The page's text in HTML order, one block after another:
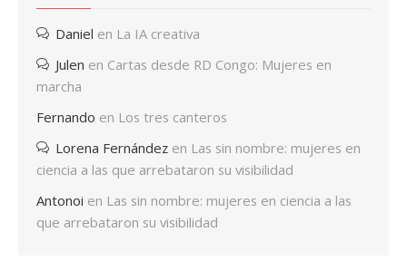
Daniel en La IA creativa
Julen en Cartas desde RD Congo: Mujeres en
marcha
Fernando en Los tres canteros
Lorena Fernández en Las sin nombre: mujeres en
ciencia a las que arrebataron su visibilidad
Antonoi en Las sin nombre: mujeres en ciencia a las
que arrebataron su visibilidad